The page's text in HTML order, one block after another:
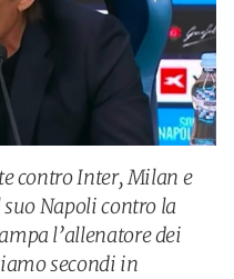
contro Inter, Milan e
suo Napoli contro la
l’allenatore dei
secondi in